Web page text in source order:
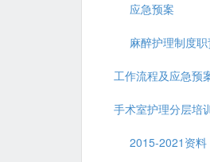
应急预案
麻醉护理制度职
工作流程及应急预
手术室护理分层培
2015-2021资料